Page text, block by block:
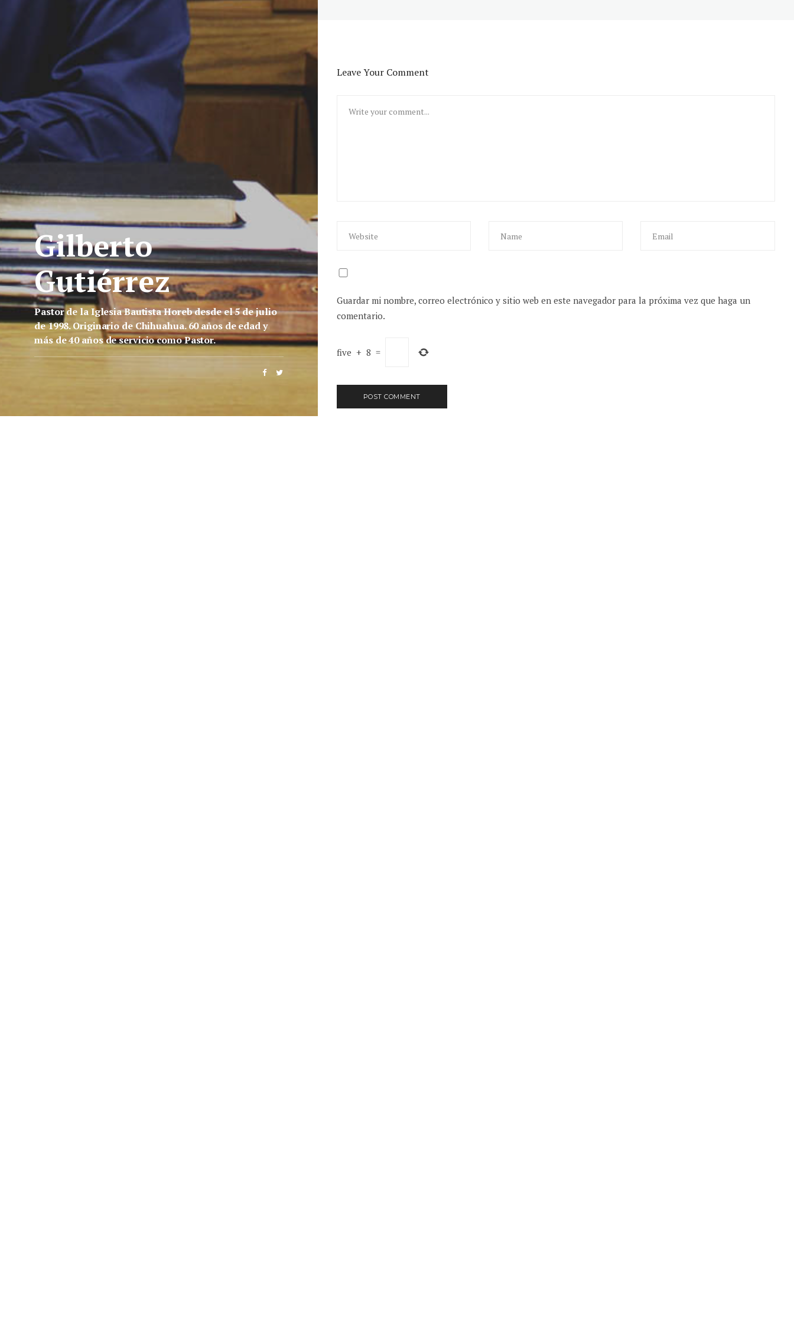
Gilberto
Gutiérrez
Pastor de la Iglesia Bautista Horeb desde el 5 de julio
de 1998. Originario de Chihuahua. 60 años de edad y
más de 40 años de servicio como Pastor.
Leave Your Comment
Guardar mi nombre, correo electrónico y sitio web en este navegador para la próxima vez que haga un
comentario.
five + 8 =